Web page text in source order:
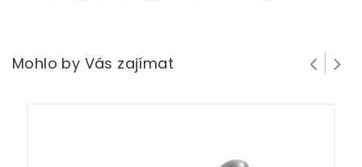
Mohlo by Vás zajímat